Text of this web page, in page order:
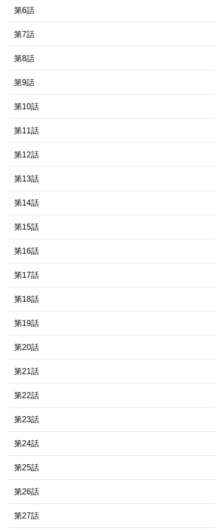
第6話
第7話
第8話
第9話
第10話
第11話
第12話
第13話
第14話
第15話
第16話
第17話
第18話
第19話
第20話
第21話
第22話
第23話
第24話
第25話
第26話
第27話